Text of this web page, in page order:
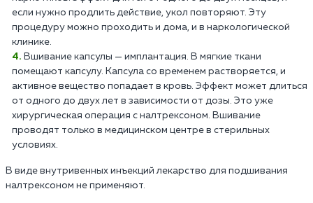
если нужно продлить действие, укол повторяют. Эту
процедуру можно проходить и дома, и в наркологической
клинике.
Вшивание капсулы — имплантация. В мягкие ткани
помещают капсулу. Капсула со временем растворяется, и
активное вещество попадает в кровь. Эффект может длиться
от одного до двух лет в зависимости от дозы. Это уже
хирургическая операция с налтрексоном. Вшивание
проводят только в медицинском центре в стерильных
условиях.
В виде внутривенных инъекций лекарство для подшивания
налтрексоном не применяют.